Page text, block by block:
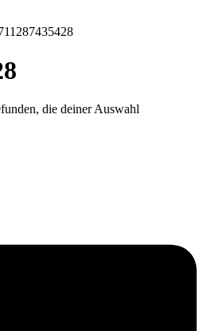
die deiner Auswahl